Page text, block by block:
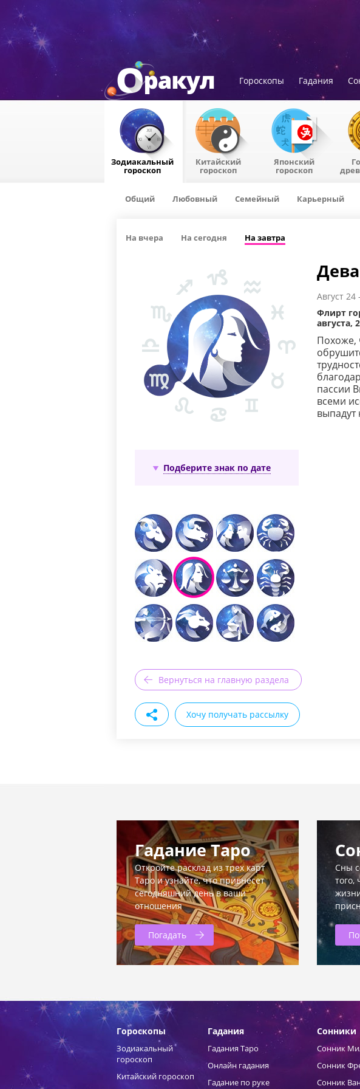
Гороскопы Гадания
Зодиакальный
гороскоп
Китайский
гороскоп
Японский
гороскоп
Общий Любовный Семейный Карьерный
Подберите знак по дате
На вчера На сегодня На завтра
Дева
Август
Флирт
августа,
Похоже,
пассии
всеми
Вернуться на главную раздела
Хочу получать рассылку
Гадание Таро
Откройте расклад из трех карт
Таро и узнайте, что привнесет
сегодняшний день в ваши
отношения
Погадать
Сны
того,
Гороскопы
Зодиакальный
гороскоп
Китайский гороскоп
Гадания
Гадания Таро
Онлайн гадания
Гадание по руке
Сонники
Сонник
Сонник
Сонник